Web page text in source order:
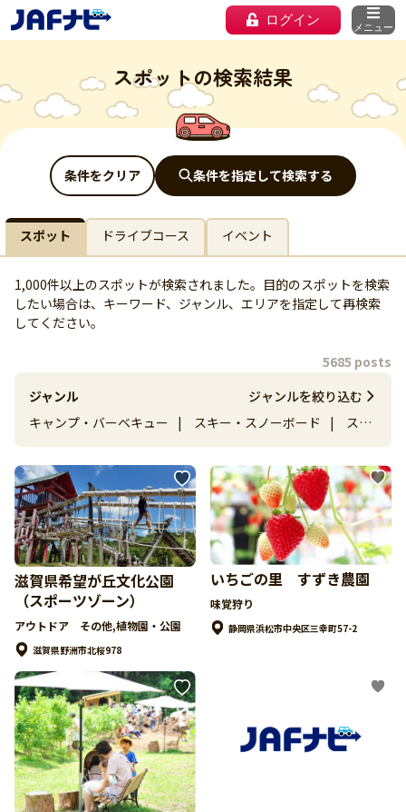
ログイン メニュー
スポットの検索結果
条件をクリア 条件を指定して検索する
スポット ドライブコース イベント
1,000件以上のスポットが検索されました。目的のスポットを検索
したい場合は、キーワード、ジャンル、エリアを指定して再検索
してください。
ジャンル
キャンプ・バーベキュー | スキー・スノーボード |
スケ
ジャンルを絞り込む
5685 posts
滋賀県希望が丘文化公園
（スポーツゾーン）
アウトドア その他,植物園・公園
滋賀県野洲市北桜978
いちごの里 すずき農園
味覚狩り
静岡県浜松市中央区三幸町57-2